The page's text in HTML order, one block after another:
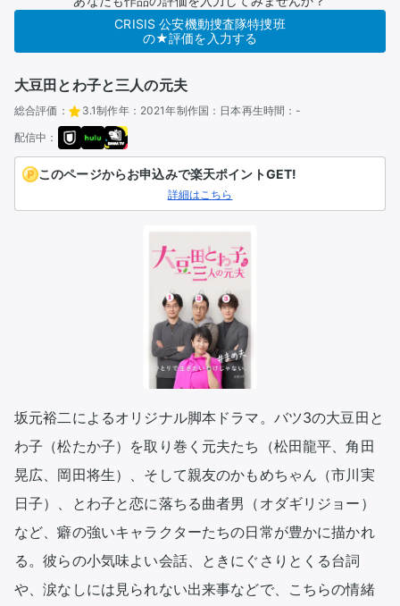
CRISIS 公安機動捜査隊特捜班
の★評価を入力する
大豆田とわ子と三人の元夫
総合評価： 3.1制作年： 2021年制作国： 日本再生時間： -
配信中：
このページからお申込みで楽天ポイントGET!
詳細はこちら
坂元裕二によるオリジナル脚本ドラマ。バツ3の大豆田と
わ子（松たか子）を取り巻く元夫たち（松田龍平、角田
晃広、岡田将生）、そして親友のかもめちゃん（市川実
日子）、とわ子と恋に落ちる曲者男（オダギリジョー）
など、癖の強いキャラクターたちの日常が豊かに描かれ
る。彼らの小気味よい会話、ときにぐさりとくる台詞
や、涙なしには見られない出来事などで、こちらの情緒